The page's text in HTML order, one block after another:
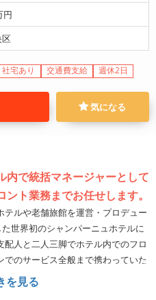
円
区
宅あり 交通費支給 週休2日
気になる
内で統括マネージャーとして
ト業務までお任せします。
ルや老舗旅館を運営・プロデュー
世界初のシャンパーニュホテルに
人と二人三脚でホテル内でのフロ
のサービス全般まで携わっていた
ホテルになるため改善点なども多
用するお客様の満足度の高いホテ
見る